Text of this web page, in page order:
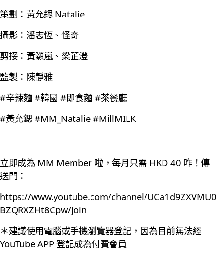
策劃：黃允鍶 Natalie
攝影：潘志恆、怪奇
剪接：黃灝嵐、梁芷澄
監製：陳靜雅
#辛辣麵 #韓國 #即食麵 #茶餐廳
#黃允鍶 #MM_Natalie #MillMILK
立即成為 MM Member 啦，每月只需 HKD 40 咋！傳
送門：
https://www.youtube.com/channel/UCa1d9ZXVMU0
BZQRXZHt8Cpw/join
＊建議使用電腦或手機瀏覽器登記，因為目前無法經
YouTube APP 登記成為付費會員